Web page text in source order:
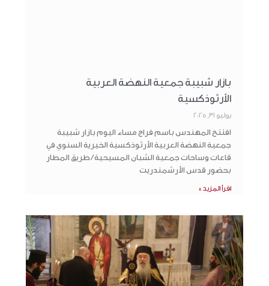
بازار شبيبة جمعية النهضة العربية
الأرثوذكسية
يوليو 31, 2025
افتتح المهندس باسم فراج مساء اليوم بازار شبيبة
جمعية النهضة العربية الأرثوذكسية الخيرية السنوي في
قاعات وساحات جمعية الشبان المسيحية / طريق المطار
بحضور قدس الأرشمندريت
اقرأ المزيد »